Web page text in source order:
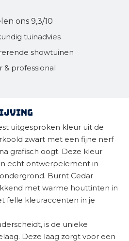
ons 9,3/10
tuinadvies
showtuinen
& professional
uitgesproken kleur uit de
zwart met een fijne nerf
grafisch oogt. Deze kleur
echt ontwerpelement in
Burnt Cedar
met warme houttinten in
felle kleuraccenten in je
is de unieke
Deze laag zorgt voor een